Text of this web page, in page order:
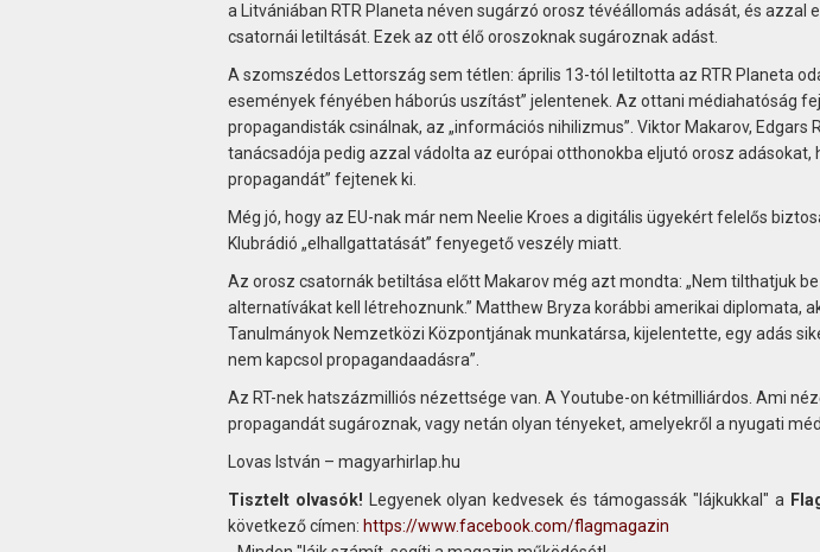
a Litvániában RTR Planeta néven sugárzó orosz tévéállomás adását, és azzal
csatornái letiltását. Ezek az ott élő oroszoknak sugároznak adást.
A szomszédos Lettország sem tétlen: április 13-tól letiltotta az RTR Planeta
események fényében háborús uszítást” jelentenek. Az ottani médiahatóság
propagandisták csinálnak, az „információs nihilizmus”. Viktor Makarov, Edgars
tanácsadója pedig azzal vádolta az európai otthonokba eljutó orosz adásokat,
propagandát” fejtenek ki.
Még jó, hogy az EU-nak már nem Neelie Kroes a digitális ügyekért felelős
Klubrádió „elhallgattatását” fenyegető veszély miatt.
Az orosz csatornák betiltása előtt Makarov még azt mondta: „Nem tilthatjuk
alternatívákat kell létrehoznunk.” Matthew Bryza korábbi amerikai diplomata,
Tanulmányok Nemzetközi Központjának munkatársa, kijelentette, egy adás
nem kapcsol propagandaadásra”.
Az RT-nek hatszázmilliós nézettsége van. A Youtube-on kétmilliárdos. Ami
propagandát sugároznak, vagy netán olyan tényeket, amelyekről a nyugati
Lovas István – magyarhirlap.hu
Tisztelt olvasók! Legyenek olyan kedvesek és támogassák "lájkukkal" a
következő címen: https://www.facebook.com/flagmagazin